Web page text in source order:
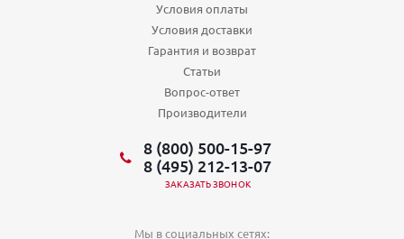
Условия оплаты
Условия доставки
Гарантия и возврат
Статьи
Вопрос-ответ
Производители
8 (800) 500-15-97
8 (495) 212-13-07
ЗАКАЗАТЬ ЗВОНОК
Мы в социальных сетях: